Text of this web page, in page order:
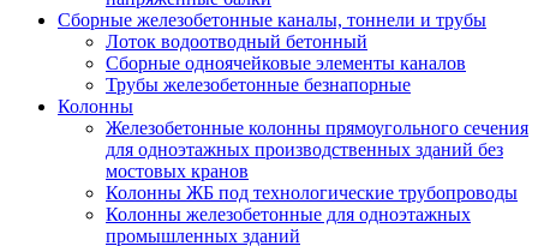
Сборные железобетонные каналы, тоннели и трубы
Лоток водоотводный бетонный
Сборные одноячейковые элементы каналов
Трубы железобетонные безнапорные
Колонны
Железобетонные колонны прямоугольного сечения
для одноэтажных производственных зданий без
мостовых кранов
Колонны ЖБ под технологические трубопроводы
Колонны железобетонные для одноэтажных
промышленных зданий